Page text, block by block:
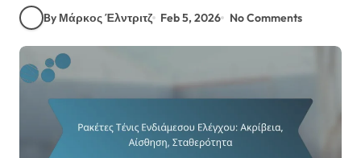
By Μάρκος Έλντριτζ Feb 5, 2026 No Comments